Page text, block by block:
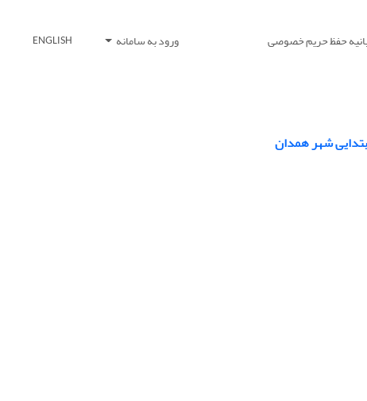
حفظ حریم خصوصی ورود به سامانه ENGLISH
شهر همدان